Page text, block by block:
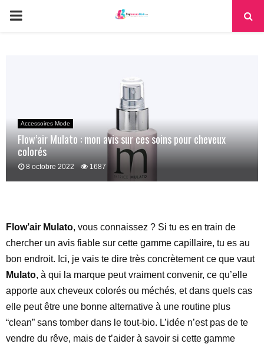
PRIMARY
Accessoires Mode
Flow’air Mulato : mon avis sur ces soins pour cheveux
colorés
8 octobre 2022 1687
Flow’air Mulato, vous connaissez ? Si tu es en train de
chercher un avis fiable sur cette gamme capillaire, tu es au
bon endroit. Ici, je vais te dire très concrètement ce que vaut
Mulato, à qui la marque peut vraiment convenir, ce qu’elle
apporte aux cheveux colorés ou méchés, et dans quels cas
elle peut être une bonne alternative à une routine plus
“clean” sans tomber dans le tout-bio. L’idée n’est pas de te
vendre du rêve, mais de t’aider à savoir si cette gamme